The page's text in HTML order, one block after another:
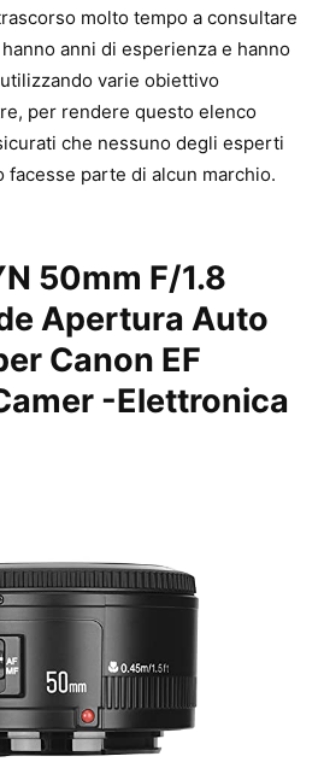
molto tempo a consultare
anni di esperienza e hanno
varie obiettivo
per rendere questo elenco
che nessuno degli esperti
facesse parte di alcun marchio.
50mm F/1.8
Apertura Auto
Canon EF
-Elettronica